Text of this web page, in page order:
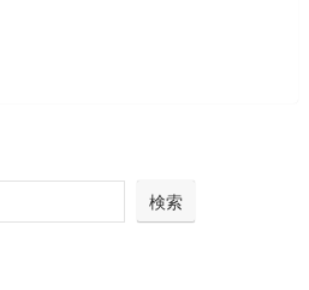
検索